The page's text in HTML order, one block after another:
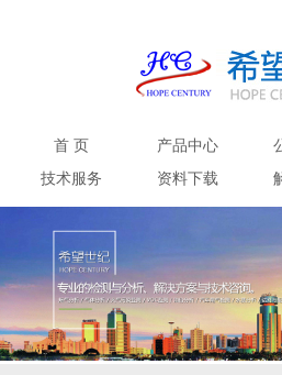
首 页 产品中心
技术服务
资料下载